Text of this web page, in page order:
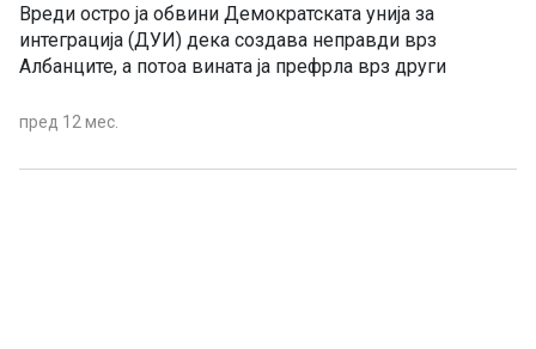
Вреди остро ја обвини Демократската унија за
интеграција (ДУИ) дека создава неправди врз
Албанците, а потоа вината ја префрла врз други
пред 12 мес.